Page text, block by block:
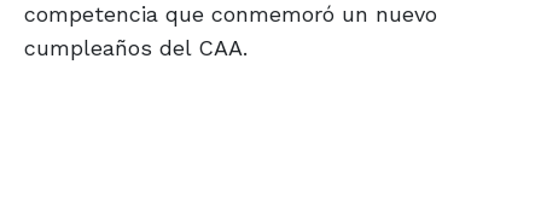
competencia que conmemoró un nuevo
cumpleaños del CAA.